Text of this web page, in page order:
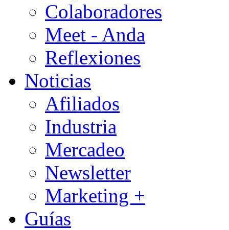
Colaboradores
Meet - Anda
Reflexiones
Noticias
Afiliados
Industria
Mercadeo
Newsletter
Marketing +
Guías